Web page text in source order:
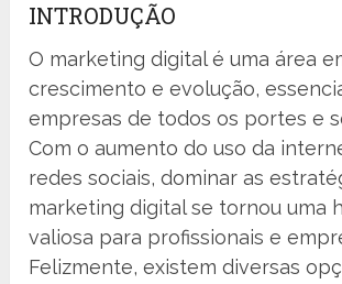
INTRODUÇÃO
O marketing digital é uma área
crescimento e evolução,
empresas de todos os portes e
Com o aumento do uso da
redes sociais, dominar as
marketing digital se tornou uma
valiosa para profissionais e
Felizmente, existem diversas